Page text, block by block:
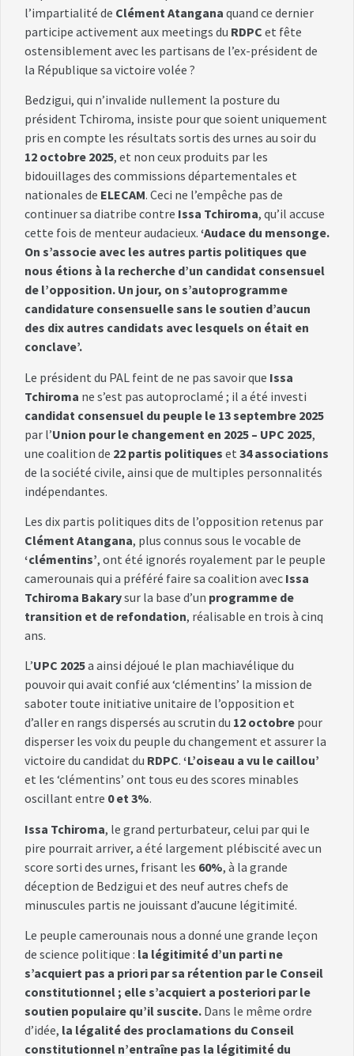
l’impartialité de Clément Atangana quand ce dernier
participe activement aux meetings du RDPC et fête
ostensiblement avec les partisans de l’ex-président de
la République sa victoire volée ?
Bedzigui, qui n’invalide nullement la posture du
président Tchiroma, insiste pour que soient uniquement
pris en compte les résultats sortis des urnes au soir du
12 octobre 2025, et non ceux produits par les
bidouillages des commissions départementales et
nationales de ELECAM. Ceci ne l’empêche pas de
continuer sa diatribe contre Issa Tchiroma, qu’il accuse
cette fois de menteur audacieux. ‘Audace du mensonge.
On s’associe avec les autres partis politiques que
nous étions à la recherche d’un candidat consensuel
de l’opposition. Un jour, on s’autoprogramme
candidature consensuelle sans le soutien d’aucun
des dix autres candidats avec lesquels on était en
conclave’.
Le président du PAL feint de ne pas savoir que Issa
Tchiroma ne s’est pas autoproclamé ; il a été investi
candidat consensuel du peuple le 13 septembre 2025
par l’Union pour le changement en 2025 – UPC 2025,
une coalition de 22 partis politiques et 34 associations
de la société civile, ainsi que de multiples personnalités
indépendantes.
Les dix partis politiques dits de l’opposition retenus par
Clément Atangana, plus connus sous le vocable de
‘clémentins’, ont été ignorés royalement par le peuple
camerounais qui a préféré faire sa coalition avec Issa
Tchiroma Bakarysur la base d’un programme de
transition et de refondation, réalisable en trois à cinq
ans.
L’UPC 2025a ainsi déjoué le plan machiavélique du
pouvoir qui avait confié aux ‘clémentins’ la mission de
saboter toute initiative unitaire de l’opposition et
d’aller en rangs dispersés au scrutin du 12 octobre pour
disperser les voix du peuple du changement et assurer la
victoire du candidat du RDPC. ‘L’oiseau a vu le caillou’
et les ‘clémentins’ ont tous eu des scores minables
oscillant entre 0 et 3%.
Issa Tchiroma, le grand perturbateur, celui par qui le
pire pourrait arriver, a été largement plébiscité avec un
score sorti des urnes, frisant les 60%, à la grande
déception de Bedzigui et des neuf autres chefs de
minuscules partis ne jouissant d’aucune légitimité.
Le peuple camerounais nous a donné une grande leçon
de science politique : la légitimité d’un parti ne
s’acquiert pas a priori par sa rétention par le Conseil
constitutionnel ; elle s’acquiert a posteriori par le
soutien populaire qu’il suscite. Dans le même ordre
d’idée, la légalité des proclamations du Conseil
constitutionnel n’entraîne pas la légitimité du